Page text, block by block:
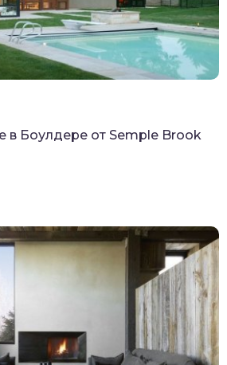
в Боулдере от Semple Brook